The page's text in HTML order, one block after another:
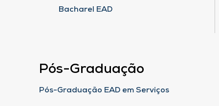
Bacharel EAD
Pós-Graduação
Pós-Graduação EAD em Serviços